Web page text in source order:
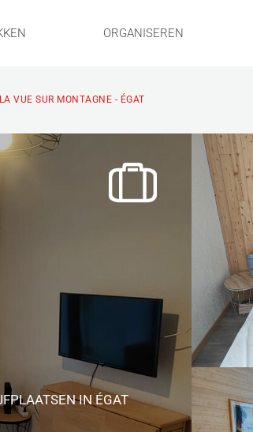
ORGANISEREN
LA VUE SUR MONTAGNE - ÉGAT
IN ÉGAT